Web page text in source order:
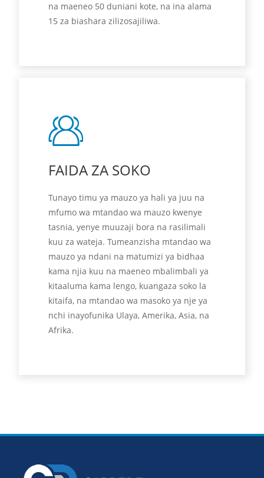
na maeneo 50 duniani kote, na ina alama
15 za biashara zilizosajiliwa.
FAIDA ZA SOKO
Tunayo timu ya mauzo ya hali ya juu na
mfumo wa mtandao wa mauzo kwenye
tasnia, yenye muuzaji bora na rasilimali
kuu za wateja. Tumeanzisha mtandao wa
mauzo ya ndani na matumizi ya bidhaa
kama njia kuu na maeneo mbalimbali ya
kitaaluma kama lengo, kuangaza soko la
kitaifa, na mtandao wa masoko ya nje ya
nchi inayofunika Ulaya, Amerika, Asia, na
Afrika.